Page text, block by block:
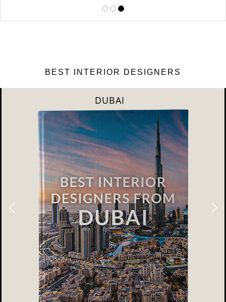
BEST INTERIOR DESIGNERS
DUBAI